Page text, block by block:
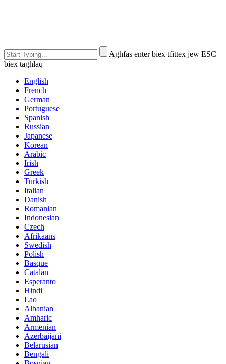
Agħfas enter biex tfittex jew ESC
biex tagħlaq
English
French
German
Portuguese
Spanish
Russian
Japanese
Korean
Arabic
Irish
Greek
Turkish
Italian
Danish
Romanian
Indonesian
Czech
Afrikaans
Swedish
Polish
Basque
Catalan
Esperanto
Hindi
Lao
Albanian
Amharic
Armenian
Azerbaijani
Belarusian
Bengali